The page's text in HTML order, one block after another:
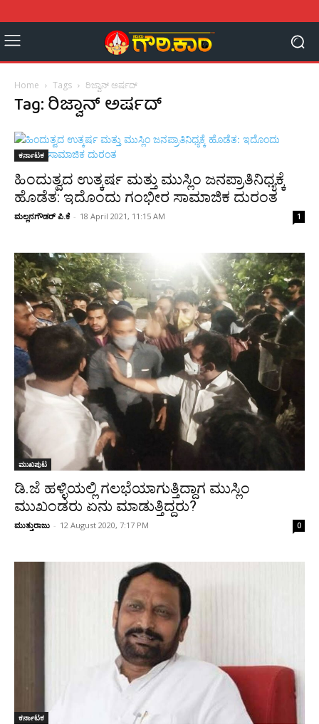
Home Tags ರಿಜ್ವಾನ್ ಅರ್ಷದ್
Tag: ರಿಜ್ವಾನ್ ಅರ್ಷದ್
ಕರ್ನಾಟಕ
ಹಿಂದುತ್ವದ ಉತ್ಕರ್ಷ ಮತ್ತು ಮುಸ್ಲಿಂ ಜನಪ್ರಾತಿನಿಧ್ಯಕ್ಕೆ
ಹೊಡೆತ: ಇದೊಂದು ಗಂಭೀರ ಸಾಮಾಜಿಕ ದುರಂತ
ಮಲ್ಲನಗೌಡರ್‌ ಪಿ.ಕೆ - 18 April 2021, 11:15 AM 1
ಮುಖಪುಟ
ಡಿ.ಜೆ ಹಳ್ಳಿಯಲ್ಲಿ ಗಲಭೆಯಾಗುತ್ತಿದ್ದಾಗ ಮುಸ್ಲಿಂ
ಮುಖಂಡರು ಏನು ಮಾಡುತ್ತಿದ್ದರು?
ಮುತ್ತುರಾಜು - 12 August 2020, 7:17 PM 0
ಕರ್ನಾಟಕ